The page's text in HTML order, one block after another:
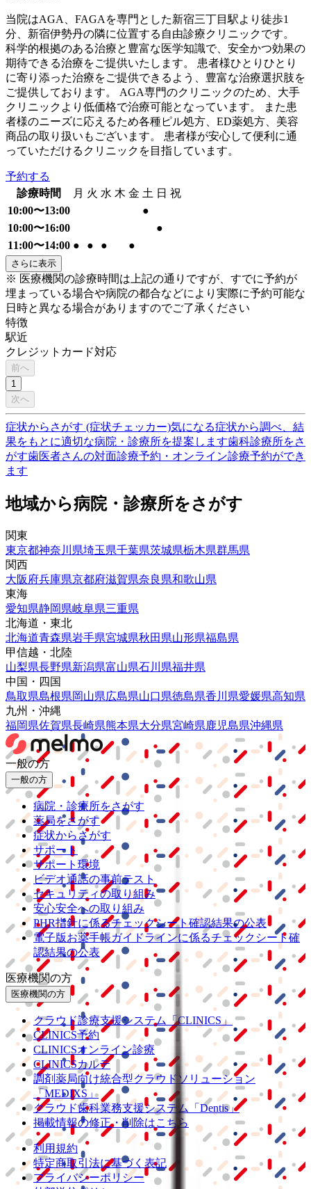
当院はAGA、FAGAを専門とした新宿三丁目駅より徒歩1
分、新宿伊勢丹の隣に位置する自由診療クリニックです。
科学的根拠のある治療と豊富な医学知識で、安全かつ効果の
期待できる治療をご提供いたします。 患者様ひとりひとり
に寄り添った治療をご提供できるよう、豊富な治療選択肢を
ご提供しております。 AGA専⾨のクリニックのため、⼤⼿
クリニックより低価格で治療可能となっています。 また患
者様のニーズに応えるため各種ピル処方、ED薬処方、美容
商品の取り扱いもございます。 患者様が安心して便利に通
っていただけるクリニックを目指しています。
予約する
診療時間
月 火 水 木 金 土 日 祝
10:00〜13:00
●
10:00〜16:00
●
11:00〜14:00 ● ● ● ●
さらに表示
※ 医療機関の診療時間は上記の通りですが、すでに予約が
埋まっている場合や病院の都合などにより実際に予約可能な
日時と異なる場合がありますのでご了承ください
特徴
駅近
クレジットカード対応
前へ
1
次へ
症状からさがす (症状チェッカー)気になる症状から調べ、結
果をもとに適切な病院・診療所を提案します歯科診療所をさ
がす歯医者さんの対面診療予約・オンライン診療予約ができ
ます
地域から病院・診療所をさがす
関東
東京都神奈川県埼玉県千葉県茨城県栃木県群馬県
関西
大阪府兵庫県京都府滋賀県奈良県和歌山県
東海
愛知県静岡県岐阜県三重県
北海道・東北
北海道青森県岩手県宮城県秋田県山形県福島県
甲信越・北陸
山梨県長野県新潟県富山県石川県福井県
中国・四国
鳥取県島根県岡山県広島県山口県徳島県香川県愛媛県高知県
九州・沖縄
福岡県佐賀県長崎県熊本県大分県宮崎県鹿児島県沖縄県
一般の方
一般の方
病院・診療所をさがす
薬局をさがす
症状からさがす
サポート
サポート環境
ビデオ通話の事前テスト
セキュリティの取り組み
安心安全への取り組み
PHR指針に係るチェックシート確認結果の公表
電子版お薬手帳ガイドラインに係るチェックシート確
認結果の公表
医療機関の方
医療機関の方
クラウド診療支援システム
「CLINICS」
CLINICS予約
CLINICSオンライン診療
CLINICSカルテ
調剤薬局向け統合型クラウドソリューション
「MEDIXS」
クラウド歯科業務支援システム
「Dentis」
掲載情報の修正・削除はこちら
利用規約
特定商取引法に基づく表記
プライバシーポリシー